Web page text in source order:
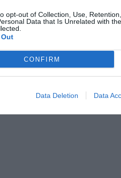
opt-out of Collection, Use,
Data that Is Unrelated with
CONFIRM
Data Deletion Data